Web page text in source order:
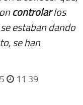
controlarlos
estaban dando
se han
11 39